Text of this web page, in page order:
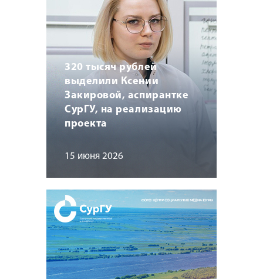
320 тысяч рублей
выделили Ксении
Закировой, аспирантке
СурГУ, на реализацию
проекта
15 июня 2026